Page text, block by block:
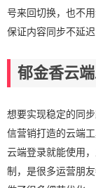
号来回切换，也不
保证内容同步不延
郁金香云
想要实现稳定的同
信营销打造的云端
云端登录就能使用
制，是很多运营朋